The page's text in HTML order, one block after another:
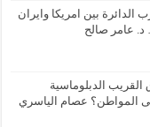
بين امريكا وايران
عامر صالح
القريب الدبلوماسية
المواطن؟ عصام الياسري